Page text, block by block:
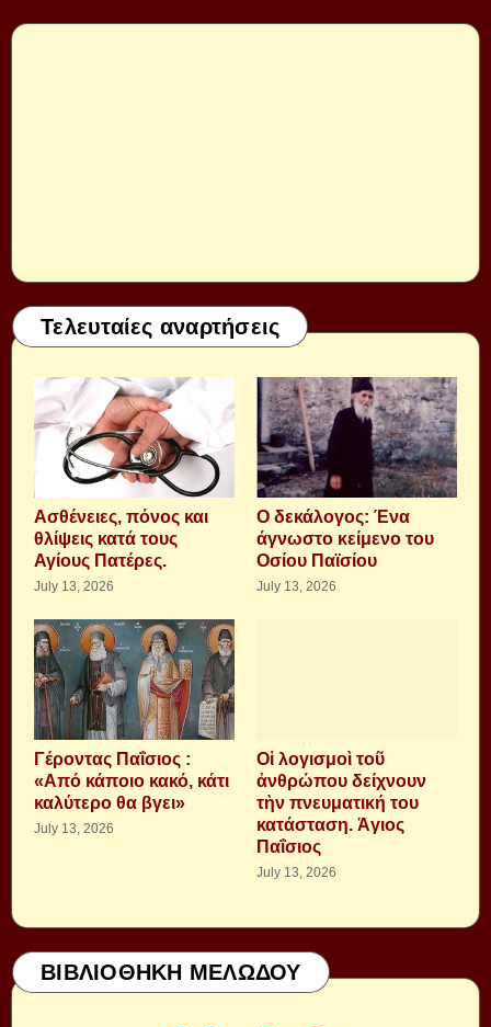
Τελευταίες αναρτήσεις
Aσθένειες, πόνος και
θλίψεις κατά τους
Αγίους Πατέρες.
July 13, 2026
Ο δεκάλογος: Ένα
άγνωστο κείμενο του
Οσίου Παϊσίου
July 13, 2026
Γέροντας Παΐσιος :
«Από κάποιο κακό, κάτι
καλύτερο θα βγει»
July 13, 2026
Οἱ λογισμοὶ τοῦ
ἀνθρώπου δείχνουν
τὴν πνευματική του
κατάσταση. Ἁγιος
Παΐσιος
July 13, 2026
ΒΙΒΛΙΟΘΗΚΗ ΜΕΛΩΔΟΥ